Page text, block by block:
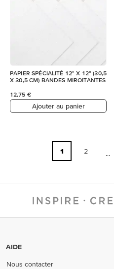
PAPIER SPÉCIALITÉ 12" X 12" (30,5
X 30,5 CM) BANDES MIROITANTES
12,75 €
Ajouter au panier
1 2 ...
AIDE
Nous contacter